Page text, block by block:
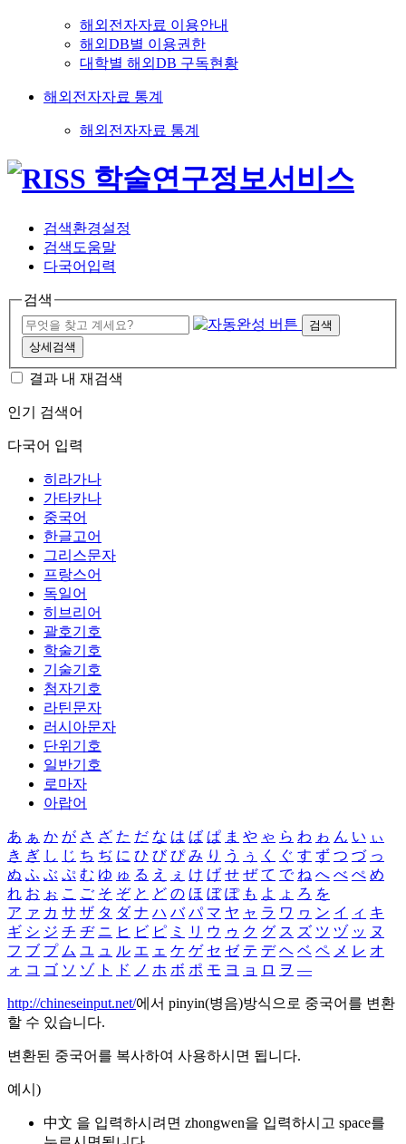
해외전자자료 이용안내
해외DB별 이용권한
대학별 해외DB 구독현황
해외전자자료 통계
해외전자자료 통계
검색환경설정
검색도움말
다국어입력
검색
검색
상세검색
결과 내 재검색
인기 검색어
다국어 입력
히라가나
가타카나
중국어
한글고어
그리스문자
프랑스어
독일어
히브리어
괄호기호
학술기호
기술기호
첨자기호
라틴문자
러시아문자
단위기호
일반기호
로마자
아랍어
あ ぁ か が さ ざ た だ な は ば ぱ ま や ゃ ら わ ゎ ん い ぃ
き ぎ し じ ち ぢ に ひ び ぴ み り う ぅ く ぐ す ず つ づ っ
ぬ ふ ぶ ぷ む ゆ ゅ る え ぇ け げ せ ぜ て で ね へ べ ぺ め
れ お ぉ こ ご そ ぞ と ど の ほ ぼ ぽ も よ ょ ろ を
ア ァ カ サ ザ タ ダ ナ ハ バ パ マ ヤ ャ ラ ワ ヮ ン イ ィ キ
ギ シ ジ チ ヂ ニ ヒ ビ ピ ミ リ ウ ゥ ク グ ス ズ ツ ヅ ッ ヌ
フ ブ プ ム ユ ュ ル エ ェ ケ ゲ セ ゼ テ デ ヘ ベ ペ メ レ オ
ォ コ ゴ ソ ゾ ト ド ノ ホ ボ ポ モ ヨ ョ ロ ヲ ―
http://chineseinput.net/에서 pinyin(병음)방식으로 중국어를 변환
할 수 있습니다.
변환된 중국어를 복사하여 사용하시면 됩니다.
예시)
中文 을 입력하시려면 zhongwen을 입력하시고 space를